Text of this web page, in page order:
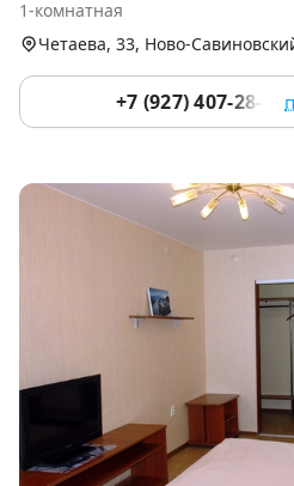
5
1-комнатная
Четаева, 33, Ново-
+7 (927) 407-28-43